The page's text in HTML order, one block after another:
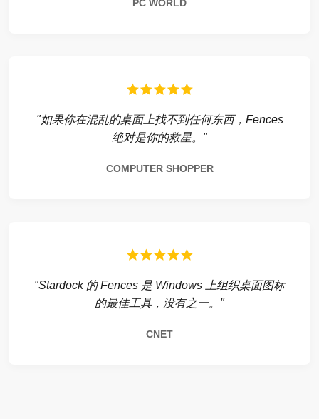
PC WORLD
"如果你在混乱的桌面上找不到任何东西，Fences
绝对是你的救星。"
COMPUTER SHOPPER
"Stardock 的 Fences 是 Windows 上组织桌面图标
的最佳工具，没有之一。"
CNET